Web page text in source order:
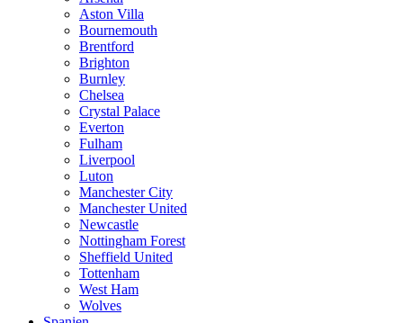
Aston Villa
Bournemouth
Brentford
Brighton
Burnley
Chelsea
Crystal Palace
Everton
Fulham
Liverpool
Luton
Manchester City
Manchester United
Newcastle
Nottingham Forest
Sheffield United
Tottenham
West Ham
Wolves